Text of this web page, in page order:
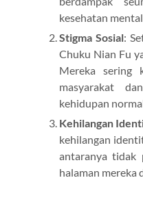
kesehatan
Stigma Sosial:
Chuku Nian Fu
Mereka sering
masyarakat
kehidupan
Kehilangan
kehilangan
antaranya tidak
halaman mereka